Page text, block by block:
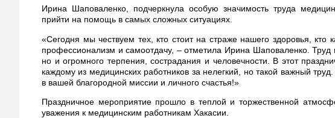
Ирина Шаповаленко, подчеркнула особую значимость труда
прийти на помощь в самых сложных ситуациях.
«Сегодня мы чествуем тех, кто стоит на страже нашего здоровья, кто
профессионализм и самоотдачу, – отметила Ирина Шаповаленко. Труд
но и огромного терпения, сострадания и человечности. В этот
каждому из медицинских работников за нелегкий, но такой важный
в вашей благородной миссии и личного счастья!»
Праздничное мероприятие прошло в теплой и торжественной
уважения к медицинским работникам Хакасии.